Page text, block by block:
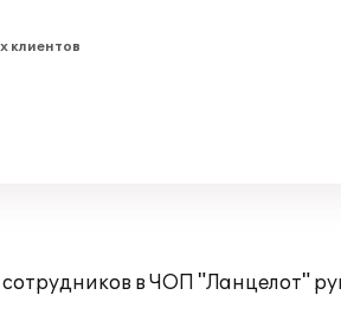
клиентов
сотрудников в ЧОП "Ланцелот"